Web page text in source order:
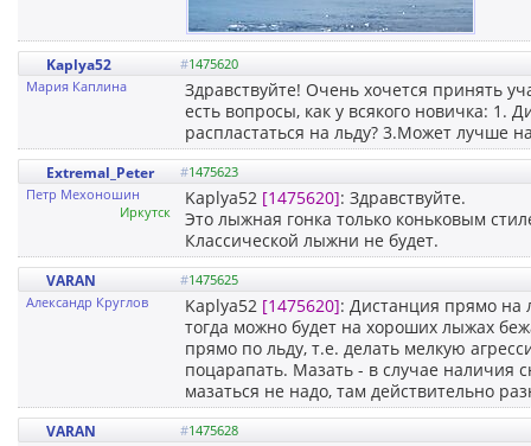
Kaplya52 #1475620
Мария Каплина
Здравствуйте! Очень хочется принять
есть вопросы, как у всякого новичка:
распластаться на льду? 3.Может лучше
Extremal_Peter #1475623
Петр Мехоношин
Иркутск
Kaplya52 [1475620]: Здравствуйте.
Это лыжная гонка только коньковым
Классической лыжни не будет.
VARAN #1475625
Александр Круглов
Kaplya52 [1475620]: Дистанция прямо на
тогда можно будет на хороших лыжах
прямо по льду, т.е. делать мелкую
поцарапать. Мазать - в случае наличия
мазаться не надо, там действительно
VARAN #1475628